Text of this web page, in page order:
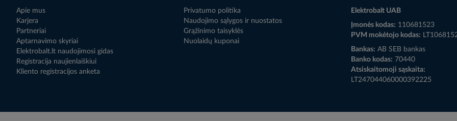
Apie mus
Karjera
Partneriai
Aptarnavimo skyriai
Elektrobalt.lt naudojimosi gidas
Registracija naujienlaiškiui
Kliento registracijos anketa
Privatumo politika
Naudojimo sąlygos ir nuostatos
Grąžinimo taisyklės
Nuolaidų kuponai
Elektrobalt UAB
Įmonės kodas: 110681523
PVM mokėtojo kodas:
Bankas: AB SEB bankas
Banko kodas: 70440
Atsiskaitomoji sąskaita:
LT247044060000392225